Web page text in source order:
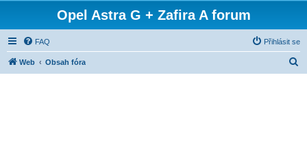
Opel Astra G + Zafira A forum
FAQ Přihlásit se
Web Obsah fóra